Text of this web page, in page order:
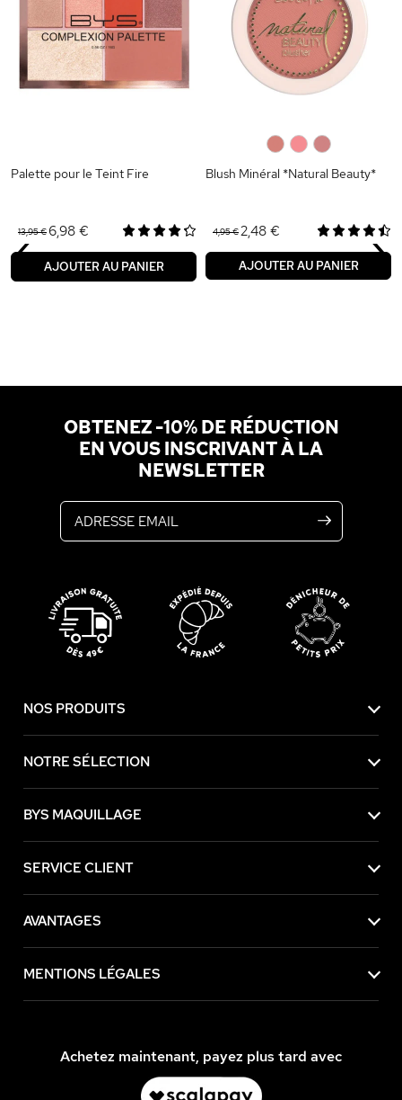
Palette pour le Teint Fire
13,95 €6,98 €
AJOUTER AU PANIER
Blush Minéral *Natural Beauty*
4,95 €2,48 €
AJOUTER AU PANIER
‹ ›
OBTENEZ -10% DE RÉDUCTION
EN VOUS INSCRIVANT À LA
NEWSLETTER
NOS PRODUITS
NOTRE SÉLECTION
BYS MAQUILLAGE
SERVICE CLIENT
AVANTAGES
MENTIONS LÉGALES
Achetez maintenant, payez plus tard avec
de ce site vous intéresse
aimerait bien vous accompagner
personnelles et cookies peuvent